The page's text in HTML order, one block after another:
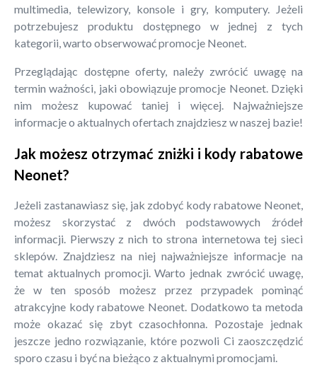
multimedia, telewizory, konsole i gry, komputery. Jeżeli
potrzebujesz produktu dostępnego w jednej z tych
kategorii, warto obserwować promocje Neonet.
Przeglądając dostępne oferty, należy zwrócić uwagę na
termin ważności, jaki obowiązuje promocje Neonet. Dzięki
nim możesz kupować taniej i więcej. Najważniejsze
informacje o aktualnych ofertach znajdziesz w naszej bazie!
Jak możesz otrzymać zniżki i kody rabatowe
Neonet?
Jeżeli zastanawiasz się, jak zdobyć kody rabatowe Neonet,
możesz skorzystać z dwóch podstawowych źródeł
informacji. Pierwszy z nich to strona internetowa tej sieci
sklepów. Znajdziesz na niej najważniejsze informacje na
temat aktualnych promocji. Warto jednak zwrócić uwagę,
że w ten sposób możesz przez przypadek pominąć
atrakcyjne kody rabatowe Neonet. Dodatkowo ta metoda
może okazać się zbyt czasochłonna. Pozostaje jednak
jeszcze jedno rozwiązanie, które pozwoli Ci zaoszczędzić
sporo czasu i być na bieżąco z aktualnymi promocjami.